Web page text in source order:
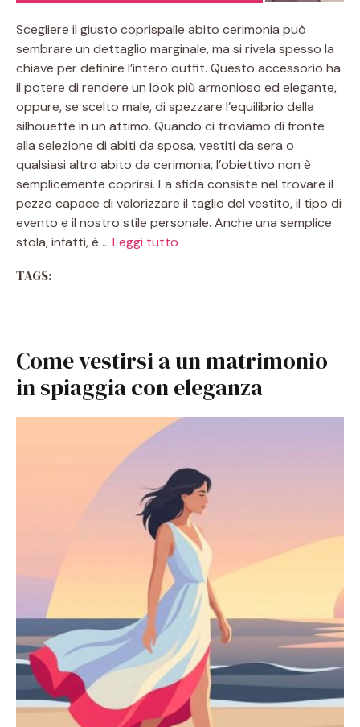
Scegliere il giusto coprispalle abito cerimonia può
sembrare un dettaglio marginale, ma si rivela spesso la
chiave per definire l’intero outfit. Questo accessorio ha
il potere di rendere un look più armonioso ed elegante,
oppure, se scelto male, di spezzare l’equilibrio della
silhouette in un attimo. Quando ci troviamo di fronte
alla selezione di abiti da sposa, vestiti da sera o
qualsiasi altro abito da cerimonia, l’obiettivo non è
semplicemente coprirsi. La sfida consiste nel trovare il
pezzo capace di valorizzare il taglio del vestito, il tipo di
evento e il nostro stile personale. Anche una semplice
stola, infatti, è … Leggi tutto
TAGS:
Come vestirsi a un matrimonio
in spiaggia con eleganza